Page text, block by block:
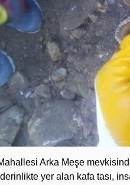
Arka Meşe
yer alan kafa tası,